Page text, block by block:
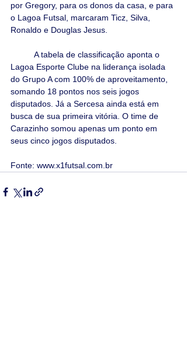
por Gregory, para os donos da casa, e para
o Lagoa Futsal, marcaram Ticz, Silva,
Ronaldo e Douglas Jesus.
Lagoa Esporte Clube na liderança isolada
do Grupo A com 100% de aproveitamento,
somando 18 pontos nos seis jogos
disputados. Já a Sercesa ainda está em
busca de sua primeira vitória. O time de
Carazinho somou apenas um ponto em
seus cinco jogos disputados.
Fonte: www.x1futsal.com.br